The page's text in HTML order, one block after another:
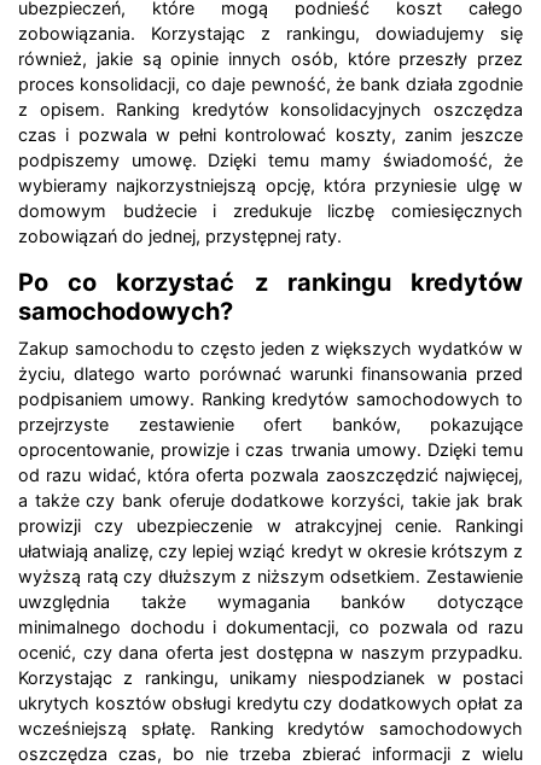
ubezpieczeń, które mogą podnieść koszt całego
zobowiązania. Korzystając z rankingu, dowiadujemy się
również, jakie są opinie innych osób, które przeszły przez
proces konsolidacji, co daje pewność, że bank działa zgodnie
z opisem. Ranking kredytów konsolidacyjnych oszczędza
czas i pozwala w pełni kontrolować koszty, zanim jeszcze
podpiszemy umowę. Dzięki temu mamy świadomość, że
wybieramy najkorzystniejszą opcję, która przyniesie ulgę w
domowym budżecie i zredukuje liczbę comiesięcznych
zobowiązań do jednej, przystępnej raty.
Po co korzystać z rankingu kredytów
samochodowych?
Zakup samochodu to często jeden z większych wydatków w
życiu, dlatego warto porównać warunki finansowania przed
podpisaniem umowy. Ranking kredytów samochodowych to
przejrzyste zestawienie ofert banków, pokazujące
oprocentowanie, prowizje i czas trwania umowy. Dzięki temu
od razu widać, która oferta pozwala zaoszczędzić najwięcej,
a także czy bank oferuje dodatkowe korzyści, takie jak brak
prowizji czy ubezpieczenie w atrakcyjnej cenie. Rankingi
ułatwiają analizę, czy lepiej wziąć kredyt w okresie krótszym z
wyższą ratą czy dłuższym z niższym odsetkiem. Zestawienie
uwzględnia także wymagania banków dotyczące
minimalnego dochodu i dokumentacji, co pozwala od razu
ocenić, czy dana oferta jest dostępna w naszym przypadku.
Korzystając z rankingu, unikamy niespodzianek w postaci
ukrytych kosztów obsługi kredytu czy dodatkowych opłat za
wcześniejszą spłatę. Ranking kredytów samochodowych
oszczędza czas, bo nie trzeba zbierać informacji z wielu